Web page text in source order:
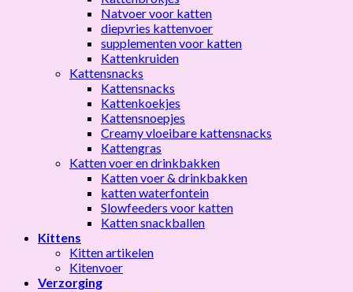
Natvoer voor katten
diepvries kattenvoer
supplementen voor katten
Kattenkruiden
Kattensnacks
Kattensnacks
Kattenkoekjes
Kattensnoepjes
Creamy vloeibare kattensnacks
Kattengras
Katten voer en drinkbakken
Katten voer & drinkbakken
katten waterfontein
Slowfeeders voor katten
Katten snackballen
Kittens
Kitten artikelen
Kitenvoer
Verzorging